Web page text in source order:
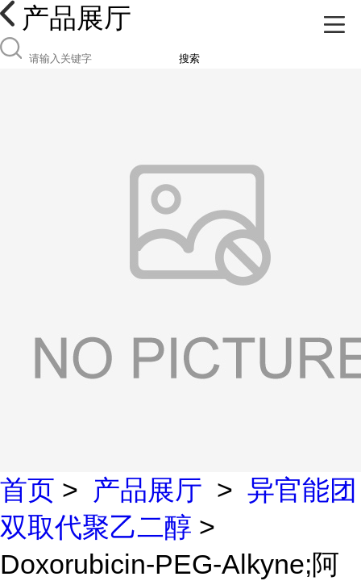
产品展厅
搜索
首页 > 产品展厅 > 异官能团
双取代聚乙二醇 >
Doxorubicin-PEG-Alkyne;阿